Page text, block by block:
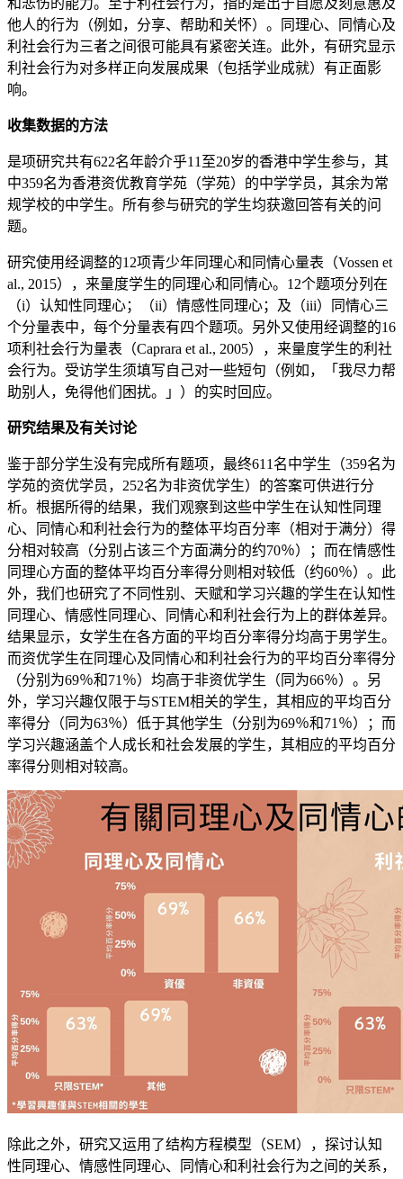
和悲伤的能力。至于利社会行为，指的是出于自愿及刻意惠及
他人的行为（例如，分享、帮助和关怀）。同理心、同情心及
利社会行为三者之间很可能具有紧密关连。此外，有研究显示
利社会行为对多样正向发展成果（包括学业成就）有正面影
响。
收集数据的方法
是项研究共有622名年龄介乎11至20岁的香港中学生参与，其
中359名为香港资优教育学苑（学苑）的中学学员，其余为常
规学校的中学生。所有参与研究的学生均获邀回答有关的问
题。
研究使用经调整的12项青少年同理心和同情心量表（Vossen et
al., 2015），来量度学生的同理心和同情心。12个题项分列在
（i）认知性同理心；（ii）情感性同理心；及（iii）同情心三
个分量表中，每个分量表有四个题项。另外又使用经调整的16
项利社会行为量表（Caprara et al., 2005），来量度学生的利社
会行为。受访学生须填写自己对一些短句（例如，「我尽力帮
助别人，免得他们困扰。」）的实时回应。
研究结果及有关讨论
鉴于部分学生没有完成所有题项，最终611名中学生（359名为
学苑的资优学员，252名为非资优学生）的答案可供进行分
析。根据所得的结果，我们观察到这些中学生在认知性同理
心、同情心和利社会行为的整体平均百分率（相对于满分）得
分相对较高（分别占该三个方面满分的约70％）；而在情感性
同理心方面的整体平均百分率得分则相对较低（约60％）。此
外，我们也研究了不同性别、天赋和学习兴趣的学生在认知性
同理心、情感性同理心、同情心和利社会行为上的群体差异。
结果显示，女学生在各方面的平均百分率得分均高于男学生。
而资优学生在同理心及同情心和利社会行为的平均百分率得分
（分别为69％和71％）均高于非资优学生（同为66％）。另
外，学习兴趣仅限于与STEM相关的学生，其相应的平均百分
率得分（同为63％）低于其他学生（分别为69％和71％）；而
学习兴趣涵盖个人成长和社会发展的学生，其相应的平均百分
率得分则相对较高。
除此之外，研究又运用了结构方程模型（SEM），探讨认知
性同理心、情感性同理心、同情心和利社会行为之间的关系，